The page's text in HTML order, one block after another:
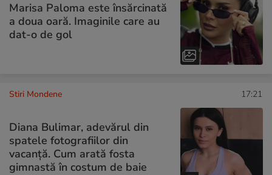
Marisa Paloma este însărcinată
a doua oară. Imaginile care au
dat-o de gol
Stiri Mondene 17:21
Diana Bulimar, adevărul din
spatele fotografiilor din
vacanță. Cum arată fosta
gimnastă în costum de baie